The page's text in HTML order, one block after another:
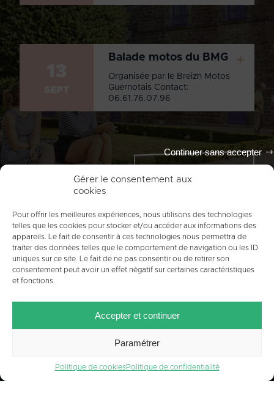
Gérer le consentement aux
cookies
Pour offrir les meilleures expériences, nous utilisons des technologies
telles que les cookies pour stocker et/ou accéder aux informations des
appareils. Le fait de consentir à ces technologies nous permettra de
traiter des données telles que le comportement de navigation ou les ID
uniques sur ce site. Le fait de ne pas consentir ou de retirer son
consentement peut avoir un effet négatif sur certaines caractéristiques
et fonctions.
Accepter et continuer
Continuer sans accepter
Paramétrer
Politique de cookiesPolitique de confidentialité
Balade motos du BMG
Organisée par le Breizh Motos
Guernotais Contact:
06.61.76.07.96
PLAN DU SITE
MENTIONS LÉGALES
CRÉDITS POLITIQUE DE COOKIES (UE)